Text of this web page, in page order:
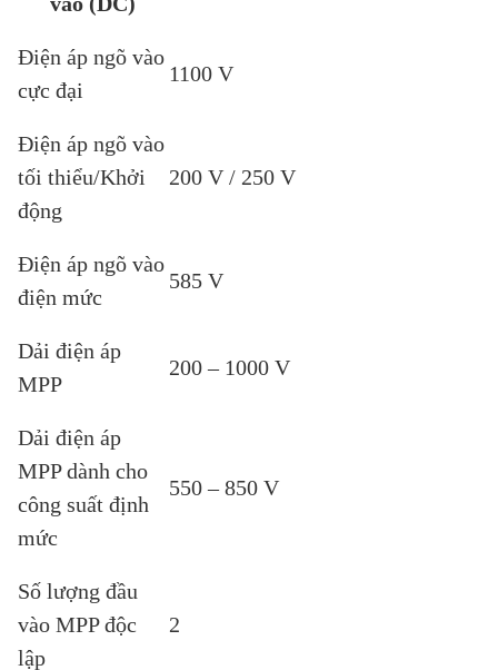
Điện áp ngõ vào
cực đại
1100 V
Điện áp ngõ vào
tối thiểu/Khởi
động
200 V / 250 V
Điện áp ngõ vào
điện mức
585 V
Dải điện áp
MPP
200 – 1000 V
Dải điện áp
MPP dành cho
công suất định
mức
550 – 850 V
Số lượng đầu
vào MPP độc
lập
2